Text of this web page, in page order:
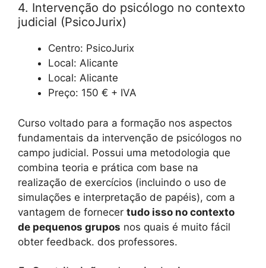
4. Intervenção do psicólogo no contexto
judicial (PsicoJurix)
Centro: PsicoJurix
Local: Alicante
Local: Alicante
Preço: 150 € + IVA
Curso voltado para a formação nos aspectos
fundamentais da intervenção de psicólogos no
campo judicial. Possui uma metodologia que
combina teoria e prática com base na
realização de exercícios (incluindo o uso de
simulações e interpretação de papéis), com a
vantagem de fornecer tudo isso no contexto
de pequenos grupos nos quais é muito fácil
obter feedback. dos professores.